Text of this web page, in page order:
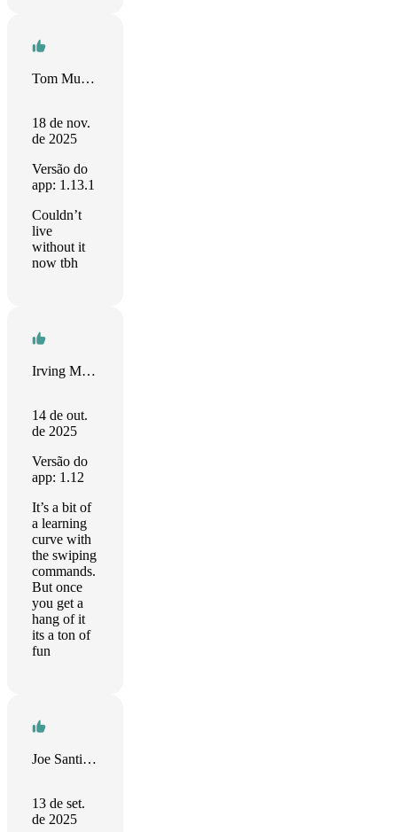
Tom Murray-Smith
18 de nov.
de 2025
Versão do
app: 1.13.1
Couldn’t
live
without it
now tbh
Irving Miguel Perez Santana
14 de out.
de 2025
Versão do
app: 1.12
It’s a bit of
a learning
curve with
the swiping
commands.
But once
you get a
hang of it
its a ton of
fun
Joe Santiago
13 de set.
de 2025